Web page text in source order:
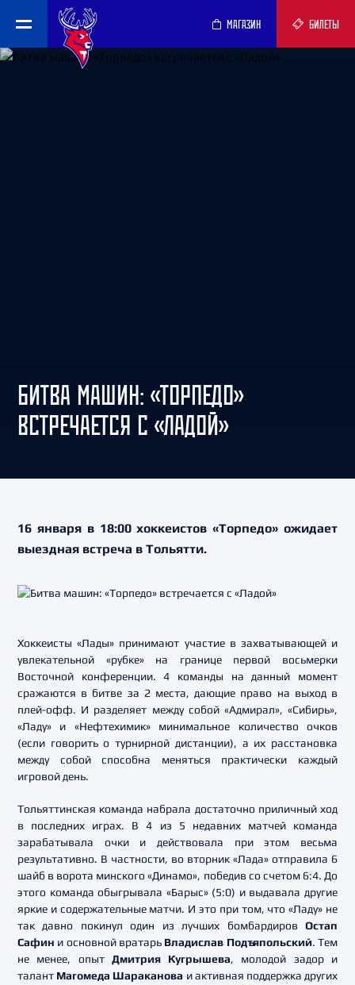
МАГАЗИН БИЛЕТЫ
БИТВА МАШИН: «ТОРПЕДО»
ВСТРЕЧАЕТСЯ С «ЛАДОЙ»
16 января в 18:00 хоккеистов «Торпедо» ожидает
выездная встреча в Тольятти.
Хоккеисты «Лады» принимают участие в захватывающей и
увлекательной «рубке» на границе первой восьмерки
Восточной конференции. 4 команды на данный момент
сражаются в битве за 2 места, дающие право на выход в
плей-офф. И разделяет между собой «Адмирал», «Сибирь»,
«Ладу» и «Нефтехимик» минимальное количество очков
(если говорить о турнирной дистанции), а их расстановка
между собой способна меняться практически каждый
игровой день.
Тольяттинская команда набрала достаточно приличный ход
в последних играх. В 4 из 5 недавних матчей команда
зарабатывала очки и действовала при этом весьма
результативно. В частности, во вторник «Лада» отправила 6
шайб в ворота минского «Динамо», победив со счетом 6:4. До
этого команда обыгрывала «Барыс» (5:0) и выдавала другие
яркие и содержательные матчи. И это при том, что «Ладу» не
так давно покинул один из лучших бомбардиров Остап
Сафин и основной вратарь Владислав Подъяпольский. Тем
не менее, опыт Дмитрия Кугрышева, молодой задор и
талант Магомеда Шараканова и активная поддержка других